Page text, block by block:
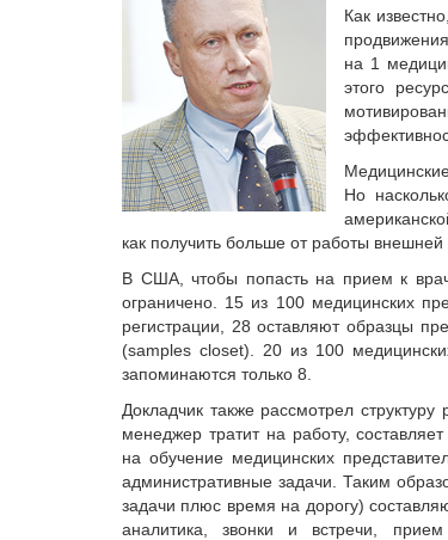
Как
на 1
этого
Но
как получить больше от работы
В США, чтобы попасть на прием к
ограничено. 15 из 100 медицинских
регистрации, 28 оставляют образцы
(samples closet). 20 из 100
запоминаются только 8.
Докладчик также рассмотрел
менеджер тратит на работу,
на обучение медицинских
административные задачи. Таким
задачи плюс время на дорогу)
аналитика, звонки и встречи,